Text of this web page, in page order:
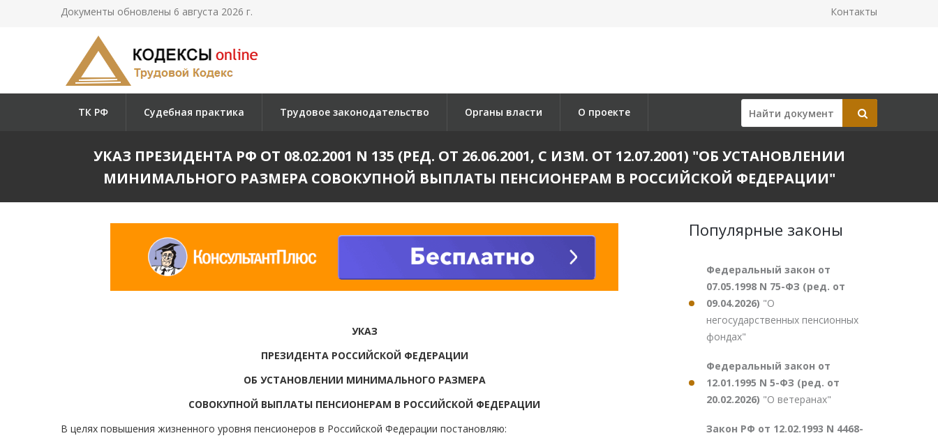
Документы обновлены 6 августа 2026 г. Контакты
ТК РФ Судебная практика Трудовое законодательство Органы власти О проекте
УКАЗ ПРЕЗИДЕНТА РФ ОТ 08.02.2001 N 135 (РЕД. ОТ 26.06.2001, С ИЗМ. ОТ 12.07.2001) "ОБ УСТАНОВЛЕНИИ
МИНИМАЛЬНОГО РАЗМЕРА СОВОКУПНОЙ ВЫПЛАТЫ ПЕНСИОНЕРАМ В РОССИЙСКОЙ ФЕДЕРАЦИИ"
УКАЗ
ПРЕЗИДЕНТА РОССИЙСКОЙ ФЕДЕРАЦИИ
ОБ УСТАНОВЛЕНИИ МИНИМАЛЬНОГО РАЗМЕРА
СОВОКУПНОЙ ВЫПЛАТЫ ПЕНСИОНЕРАМ В РОССИЙСКОЙ ФЕДЕРАЦИИ
В целях повышения жизненного уровня пенсионеров в Российской Федерации постановляю:
Популярные законы
Федеральный закон от
07.05.1998 N 75-ФЗ (ред. от
09.04.2026) "О
негосударственных пенсионных
фондах"
Федеральный закон от
12.01.1995 N 5-ФЗ (ред. от
20.02.2026) "О ветеранах"
Закон РФ от 12.02.1993 N 4468-